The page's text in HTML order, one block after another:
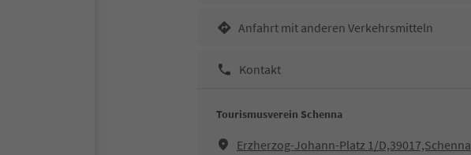
Anfahrt mit anderen Verkehrsmitteln
Kontakt
Tourismusverein Schenna
Erzherzog-Johann-Platz 1/D,39017,Schenna